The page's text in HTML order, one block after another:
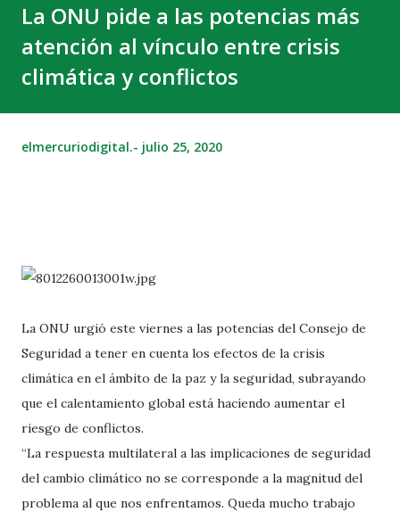
La ONU pide a las potencias más
atención al vínculo entre crisis
climática y conflictos
elmercuriodigital.- julio 25, 2020
La ONU urgió este viernes a las potencias del Consejo de
Seguridad a tener en cuenta los efectos de la crisis
climática en el ámbito de la paz y la seguridad, subrayando
que el calentamiento global está haciendo aumentar el
riesgo de conflictos.
“La respuesta multilateral a las implicaciones de seguridad
del cambio climático no se corresponde a la magnitud del
problema al que nos enfrentamos. Queda mucho trabajo